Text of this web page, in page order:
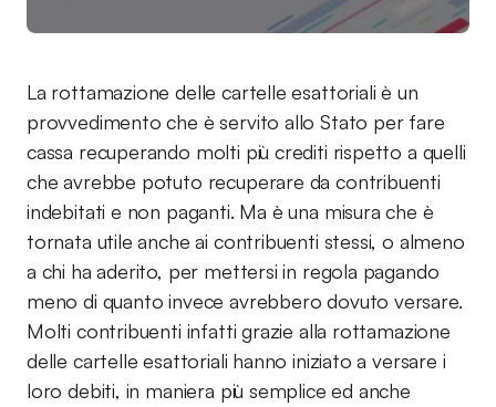
La rottamazione delle cartelle esattoriali è un
provvedimento che è servito allo Stato per fare
cassa recuperando molti più crediti rispetto a quelli
che avrebbe potuto recuperare da contribuenti
indebitati e non paganti. Ma è una misura che è
tornata utile anche ai contribuenti stessi, o almeno
a chi ha aderito, per mettersi in regola pagando
meno di quanto invece avrebbero dovuto versare.
Molti contribuenti infatti grazie alla rottamazione
delle cartelle esattoriali hanno iniziato a versare i
loro debiti, in maniera più semplice ed anche